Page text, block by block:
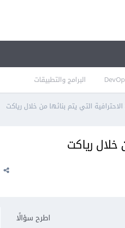
البرامج والتطبيقات
التي يتم بنائها من خلال رياكت
خلال رياكت
اطرح سؤالًا